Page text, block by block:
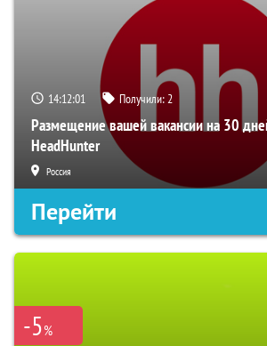
14:12:00 Получили:2
Размещение вашей вакансии на 30
HeadHunter
Россия
Перейти
-5%